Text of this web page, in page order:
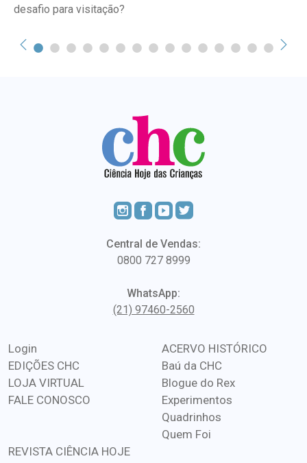
desafio para visitação?
Central de Vendas:
0800 727 8999
WhatsApp:
(21) 97460-2560
Login
EDIÇÕES CHC
LOJA VIRTUAL
FALE CONOSCO
ACERVO HISTÓRICO
Baú da CHC
Blogue do Rex
Experimentos
Quadrinhos
Quem Foi
REVISTA CIÊNCIA HOJE